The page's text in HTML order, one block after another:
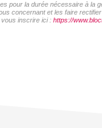
pour la durée nécessaire à la
concernant et les faire
vous inscrire ici : https://